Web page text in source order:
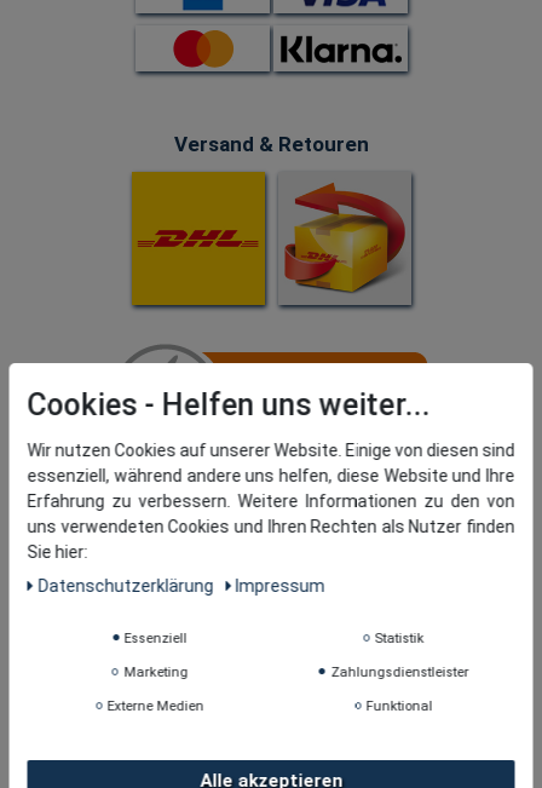
Versand & Retouren
Cookies
Wir nutzen Cookies auf unserer Website. Einige von diesen sind
essenziell, während andere uns helfen, diese Website und Ihre
Erfahrung zu verbessern. Weitere Informationen zu den von
uns verwendeten Cookies und Ihren Rechten als Nutzer finden
Sie hier:
Daten­schutz­erklärung
Impressum
Essenziell Statistik
Marketing Zahlungsdienstleister
Externe Medien Funktional
Alle akzeptieren